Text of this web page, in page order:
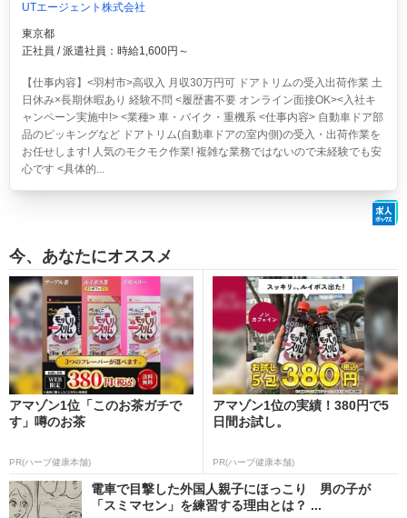
UTエージェント株式会社
東京都
正社員 / 派遣社員：時給1,600円～
【仕事内容】<羽村市>高収入 月収30万円可 ドアトリムの受入出荷作業 土
日休み×長期休暇あり 経験不問 <履歴書不要 オンライン面接OK><入社キ
ャンペーン実施中!> <業種> 車・バイク・重機系 <仕事内容> 自動車ドア部
品のピッキングなど ドアトリム(自動車ドアの室内側)の受入・出荷作業を
お任せします! 人気のモクモク作業! 複雑な業務ではないので未経験でも安
心です <具体的...
今、あなたにオススメ
アマゾン1位「このお茶ガチで
す」噂のお茶
PR(ハーブ健康本舗)
アマゾン1位の実績！380円で5
日間お試し。
PR(ハーブ健康本舗)
電車で目撃した外国人親子にほっこり 男の子が
「スミマセン」を練習する理由とは？ ...